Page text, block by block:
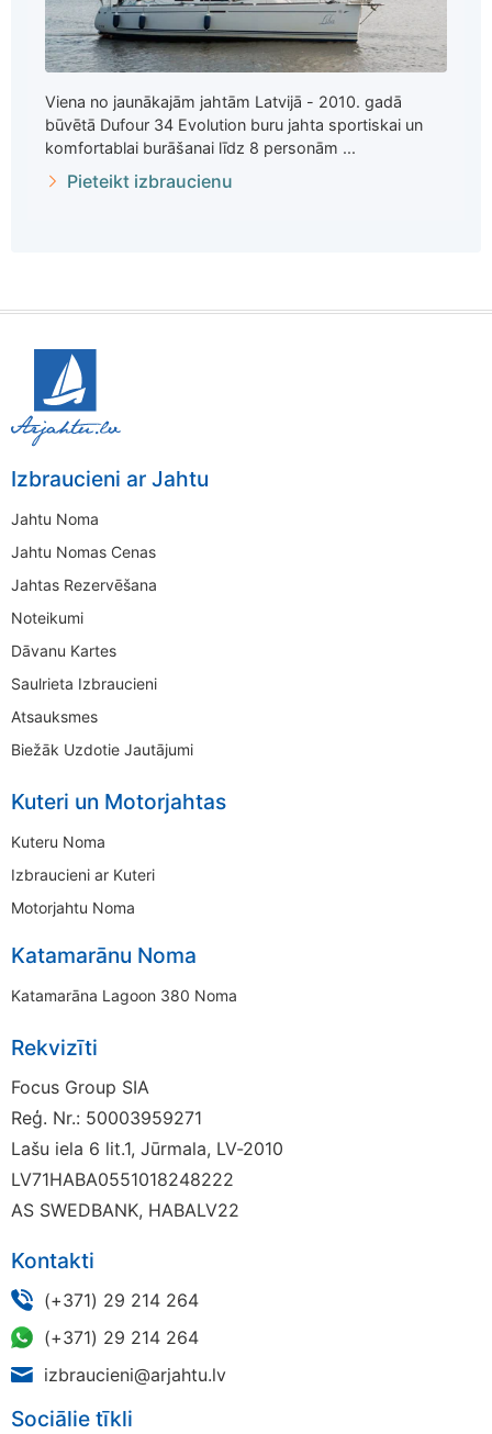
Viena no jaunākajām jahtām Latvijā - 2010. gadā
būvētā Dufour 34 Evolution buru jahta sportiskai un
komfortablai burāšanai līdz 8 personām ...
Pieteikt izbraucienu
Izbraucieni ar Jahtu
Jahtu Noma
Jahtu Nomas Cenas
Jahtas Rezervēšana
Noteikumi
Dāvanu Kartes
Saulrieta Izbraucieni
Atsauksmes
Biežāk Uzdotie Jautājumi
Kuteri un Motorjahtas
Kuteru Noma
Izbraucieni ar Kuteri
Motorjahtu Noma
Katamarānu Noma
Katamarāna Lagoon 380 Noma
Rekvizīti
Focus Group SIA
Reģ. Nr.: 50003959271
Lašu iela 6 lit.1, Jūrmala, LV-2010
LV71HABA0551018248222
AS SWEDBANK, HABALV22
Kontakti
(+371) 29 214 264
(+371) 29 214 264
izbraucieni@arjahtu.lv
Sociālie tīkli